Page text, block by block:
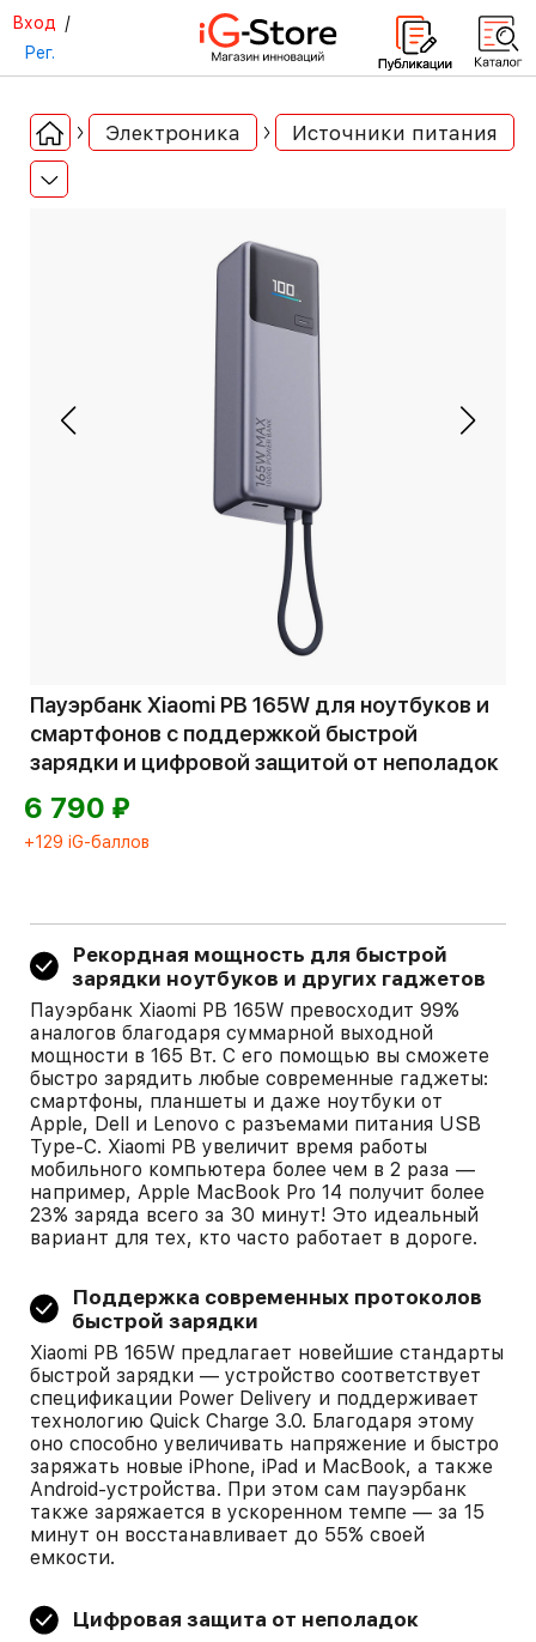
Вход /
Рег.
Электроника Источники питания
Пауэрбанк Xiaomi PB 165W для ноутбуков и
смартфонов с поддержкой быстрой
зарядки и цифровой защитой от неполадок
6 790 ⃏
+129 iG-баллов
Рекордная мощность для быстрой
зарядки ноутбуков и других гаджетов
Пауэрбанк Xiaomi PB 165W превосходит 99%
аналогов благодаря суммарной выходной
мощности в 165 Вт. С его помощью вы сможете
быстро зарядить любые современные гаджеты:
смартфоны, планшеты и даже ноутбуки от
Apple, Dell и Lenovo с разъемами питания USB
Type-C. Xiaomi PB увеличит время работы
мобильного компьютера более чем в 2 раза —
например, Apple MacBook Pro 14 получит более
23% заряда всего за 30 минут! Это идеальный
вариант для тех, кто часто работает в дороге.
Поддержка современных протоколов
быстрой зарядки
Xiaomi PB 165W предлагает новейшие стандарты
быстрой зарядки — устройство соответствует
спецификации Power Delivery и поддерживает
технологию Quick Charge 3.0. Благодаря этому
оно способно увеличивать напряжение и быстро
заряжать новые iPhone, iPad и MacBook, а также
Android-устройства. При этом сам пауэрбанк
также заряжается в ускоренном темпе — за 15
минут он восстанавливает до 55% своей
емкости.
Цифровая защита от неполадок